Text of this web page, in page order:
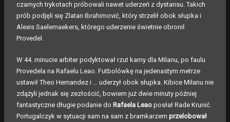
czarnych trykotach próbowali nawet uderzeń z dystansu. Takich
prób podjęli się Zlatan Ibrahimović, który strzelił obok słupka i
Alexis Saelemaekers, którego uderzenie świetnie obronił
Provedel.
W 44. minucie arbiter podyktował rzut karny dla Milanu, po faulu
Provedela na Rafaelu Leao. Futbolówkę na jedenastym metrze
ustawił Theo Hernandez i ... uderzył obok słupka. Kibice Milanu nie
zdążyli jednak się zezłościć, bowiem już dwie minuty później
fantastyczne długie podanie do Rafaela Leao posłał Rade Krunić.
Portugalczyk w sytuacji sam na sam z bramkarzem przelobował